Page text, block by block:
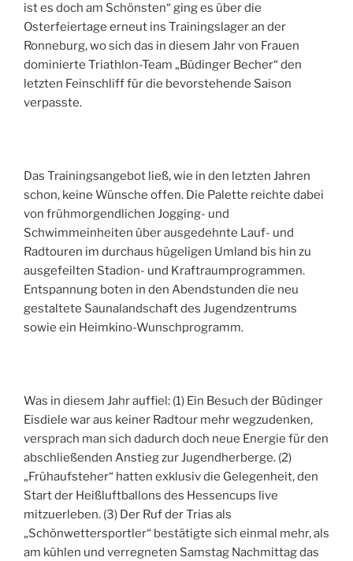
ist es doch am Schönsten“ ging es über die
Osterfeiertage erneut ins Trainingslager an der
Ronneburg, wo sich das in diesem Jahr von Frauen
dominierte Triathlon-Team „Büdinger Becher“ den
letzten Feinschliff für die bevorstehende Saison
verpasste.
Das Trainingsangebot ließ, wie in den letzten Jahren
schon, keine Wünsche offen. Die Palette reichte dabei
von frühmorgendlichen Jogging- und
Schwimmeinheiten über ausgedehnte Lauf- und
Radtouren im durchaus hügeligen Umland bis hin zu
ausgefeilten Stadion- und Kraftraumprogrammen.
Entspannung boten in den Abendstunden die neu
gestaltete Saunalandschaft des Jugendzentrums
sowie ein Heimkino-Wunschprogramm.
Was in diesem Jahr auffiel: (1) Ein Besuch der Büdinger
Eisdiele war aus keiner Radtour mehr wegzudenken,
versprach man sich dadurch doch neue Energie für den
abschließenden Anstieg zur Jugendherberge. (2)
„Frühaufsteher“ hatten exklusiv die Gelegenheit, den
Start der Heißluftballons des Hessencups live
mitzuerleben. (3) Der Ruf der Trias als
„Schönwettersportler“ bestätigte sich einmal mehr, als
am kühlen und verregneten Samstag Nachmittag das